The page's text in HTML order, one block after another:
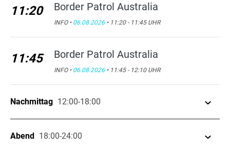
11:20 Border Patrol Australia
INFO • 06.08.2026 • 11:20 - 11:45 UHR
11:45 Border Patrol Australia
INFO • 06.08.2026 • 11:45 - 12:10 UHR
Nachmittag 12:00-18:00
12:10 Border Patrol Australia
Abend 18:00-24:00